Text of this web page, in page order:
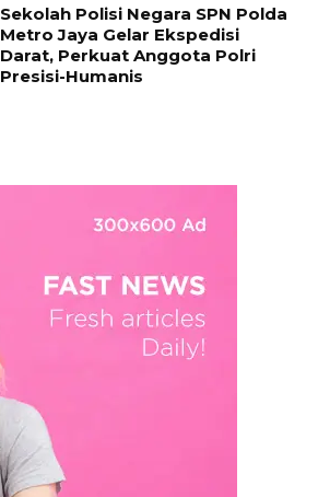
Sekolah Polisi Negara SPN Polda
Metro Jaya Gelar Ekspedisi
Darat, Perkuat Anggota Polri
Presisi-Humanis